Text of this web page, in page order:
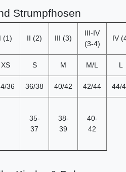
Strumpfhosen
I (1) II (2) III (3)
III-IV
(3-4)
IV
XS S M M/L L
36 36/38 40/42 42/44 44/
35-
37
38-
39
40-
42